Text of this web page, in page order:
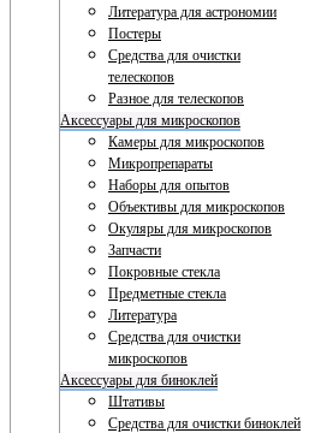
Литература для астрономии
Постеры
Средства для очистки
телескопов
Разное для телескопов
Аксессуары для микроскопов
Камеры для микроскопов
Микропрепараты
Наборы для опытов
Объективы для микроскопов
Окуляры для микроскопов
Запчасти
Покровные стекла
Предметные стекла
Литература
Средства для очистки
микроскопов
Аксессуары для биноклей
Штативы
Средства для очистки биноклей